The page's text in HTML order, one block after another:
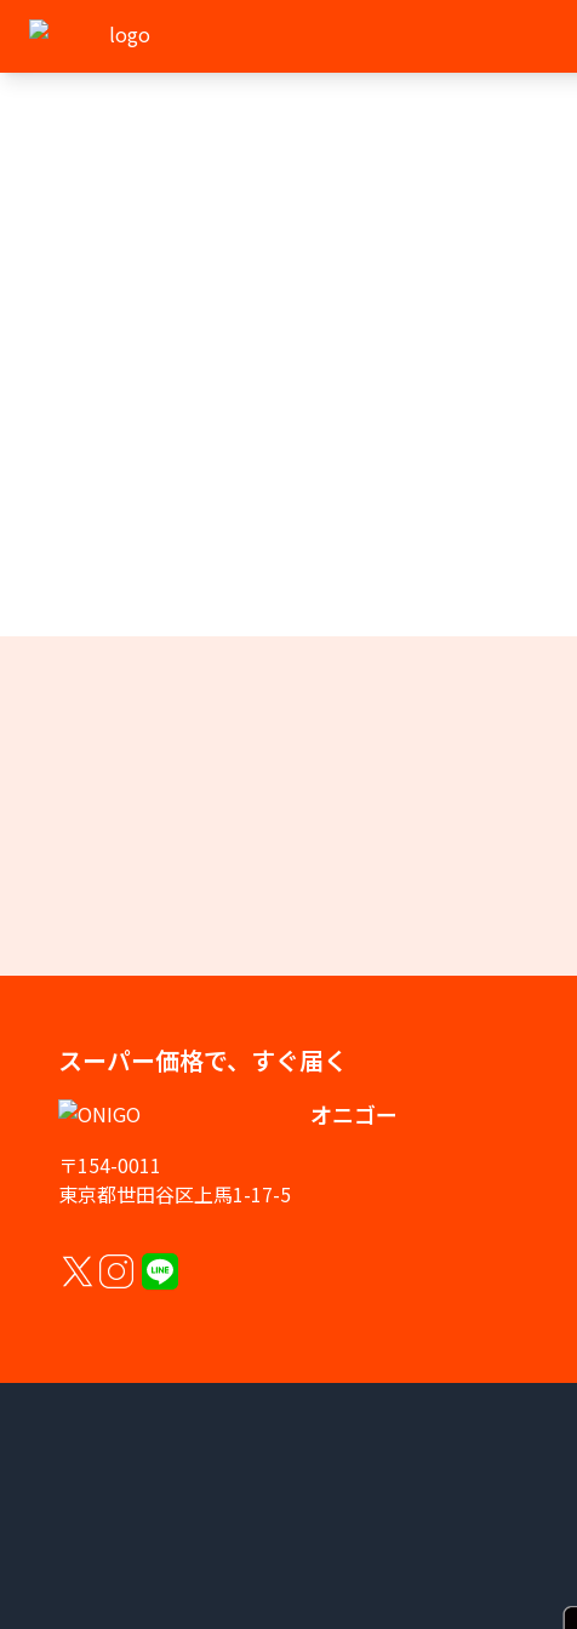
スーパー価格で、すぐ届く
オニゴー
〒154-0011
東京都世田谷区上馬1-17-5